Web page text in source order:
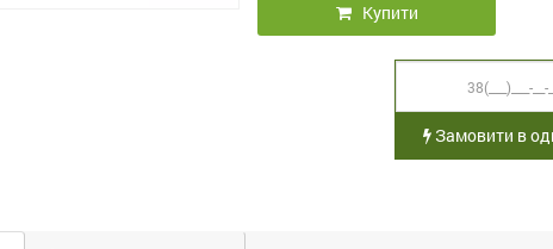
Купити
Замовити в